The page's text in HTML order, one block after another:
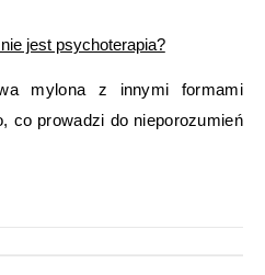
jest psychoterapia?
mylona z innymi formami
co prowadzi do nieporozumień